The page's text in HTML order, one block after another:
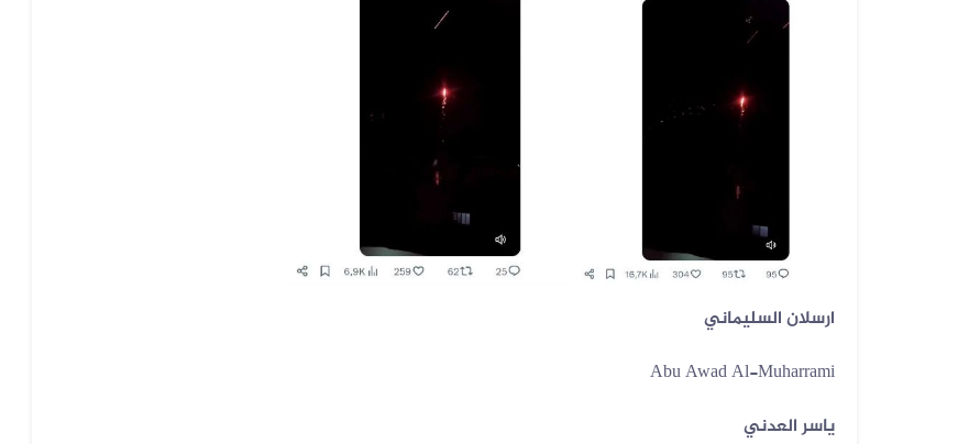
ارسلان السليماني
Abu Awad Al-Muharrami
ياسر العدني
الخبر والتصميم مفبركان وقناة المهر...
07 أغسطس 2026
الفيديو المتداول لحرائق أرامكو قدي...
07 أغسطس 2026
صعد...